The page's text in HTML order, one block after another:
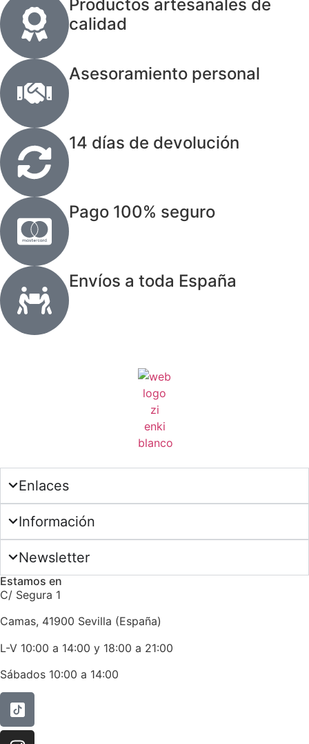
Productos artesanales de
calidad
Asesoramiento personal
14 días de devolución
Pago 100% seguro
Envíos a toda España
Enlaces
Información
Newsletter
Estamos en
C/ Segura 1
Camas, 41900 Sevilla (España)
L-V 10:00 a 14:00 y 18:00 a 21:00
Sábados 10:00 a 14:00